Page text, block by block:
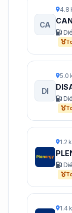
CA
4.8
DI
5.0
1.2
1.4